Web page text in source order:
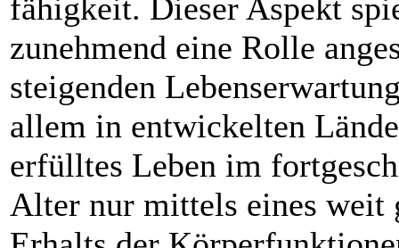
fähigkeit. Dieser Aspekt
zunehmend eine Rolle
steigenden
allem in entwickelten
erfülltes Leben im
Alter nur mittels eines weit